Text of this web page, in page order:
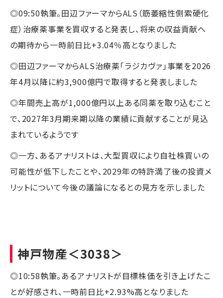
◎09:50執筆。田辺ファーマからALS（筋萎縮性側索硬化
症）治療薬事業を買収すると発表し、将来の収益貢献へ
の期待から一時前日比+3.04％高となりました
◎田辺ファーマからALS治療薬「ラジカヴァ」事業を2026
年4月以降に約3,900億円で取得すると発表しました
◎年間売上高が1,000億円以上ある同薬を取り込むこと
で、2027年3月期来期以降の業績に貢献することが見込
まれているようです
◎一方、あるアナリストは、大型買収により自社株買いの
可能性が低下したことや、2029年の特許満了後の投資メ
リットについて今後の議論になるとの見方を示しました
神戸物産＜3038＞
◎10:58執筆。あるアナリストが目標株価を引き上げたこ
とが好感され、一時前日比+2.93%高となりました